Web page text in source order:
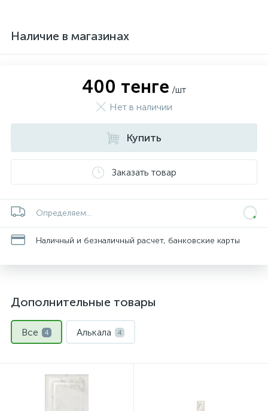
Наличие в магазинах
400 тенге /шт
Нет в наличии
Купить
Заказать товар
Определяем...
Наличный и безналичный расчет, банковские карты
Дополнительные товары
Все 4 Алькала 4